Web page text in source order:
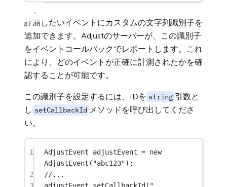
計測したいイベントにカスタムの文字列識別子を
追加できます。Adjustのサーバーが、この識別子
をイベントコールバックでレポートします。これ
により、どのイベントが正確に計測されたかを確
認することが可能です。
この識別子を設定するには、IDを string 引数と
し setCallbackId メソッドを呼び出してくださ
い。
1 AdjustEvent adjustEvent = new
AdjustEvent ( "abc123");
2
//...